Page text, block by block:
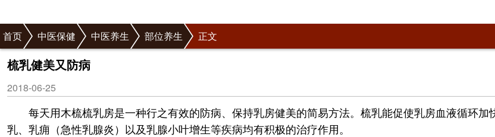
首页 中医保健 中医养生 部位养生 正文
梳乳健美又防病
2018-06-25
每天用木梳梳乳房是一种行之有效的防病、保持乳房健美的简易方法。梳乳能促使乳房血液循环
乳、乳痈（急性乳腺炎）以及乳腺小叶增生等疾病均有积极的治疗作用。